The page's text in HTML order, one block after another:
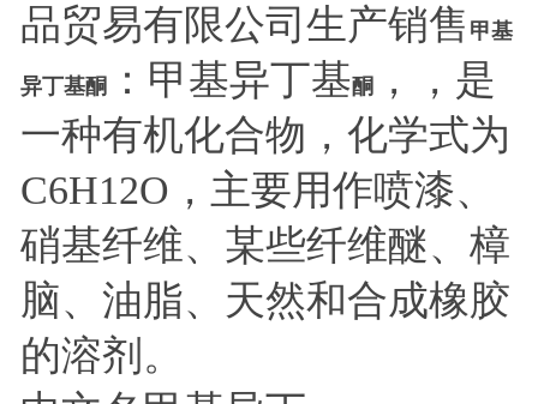
品贸易有限公司生产销售 甲基
异丁基酮：甲基异丁基酮，，是
一种有机化合物，化学式为
C6H12O，主要用作喷漆、
硝基纤维、某些纤维醚、樟
脑、油脂、天然和合成橡胶
的溶剂。